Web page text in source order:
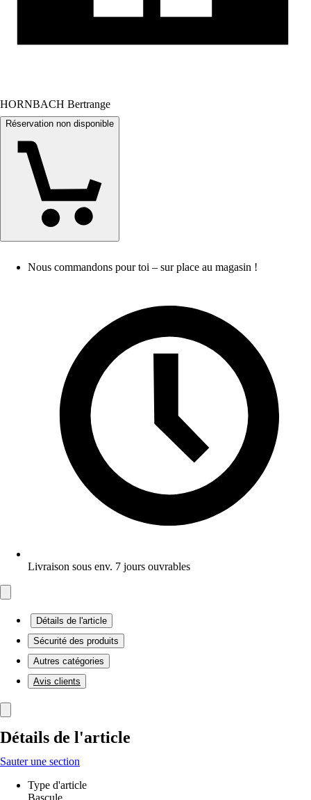
HORNBACH Bertrange
Réservation non disponible
Nous commandons pour toi – sur place au magasin !
Livraison sous env. 7 jours ouvrables
Détails de l'article
Sécurité des produits
Autres catégories
Avis clients
Détails de l'article
Sauter une section
Type d'article
Bascule